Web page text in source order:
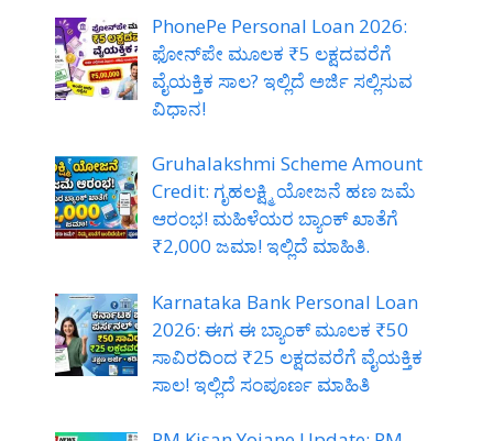
PhonePe Personal Loan 2026:
ಫೋನ್‌ಪೇ ಮೂಲಕ ₹5 ಲಕ್ಷದವರೆಗೆ
ವೈಯಕ್ತಿಕ ಸಾಲ? ಇಲ್ಲಿದೆ ಅರ್ಜಿ ಸಲ್ಲಿಸುವ
ವಿಧಾನ!
Gruhalakshmi Scheme Amount
Credit: ಗೃಹಲಕ್ಷ್ಮಿ ಯೋಜನೆ ಹಣ ಜಮೆ
ಆರಂಭ! ಮಹಿಳೆಯರ ಬ್ಯಾಂಕ್ ಖಾತೆಗೆ
₹2,000 ಜಮಾ! ಇಲ್ಲಿದೆ ಮಾಹಿತಿ.
Karnataka Bank Personal Loan
2026: ಈಗ ಈ ಬ್ಯಾಂಕ್ ಮೂಲಕ ₹50
ಸಾವಿರದಿಂದ ₹25 ಲಕ್ಷದವರೆಗೆ ವೈಯಕ್ತಿಕ
ಸಾಲ! ಇಲ್ಲಿದೆ ಸಂಪೂರ್ಣ ಮಾಹಿತಿ